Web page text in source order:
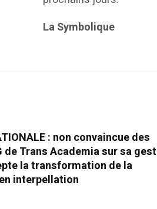
La Symbolique
: non convaincue des
de Trans Academia sur sa
la transformation de la
interpellation